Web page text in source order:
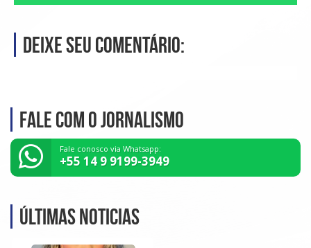
Deixe seu comentário:
Fale com o Jornalismo
Fale conosco via Whatsapp:
+55 14 9 9199-3949
Últimas noticias